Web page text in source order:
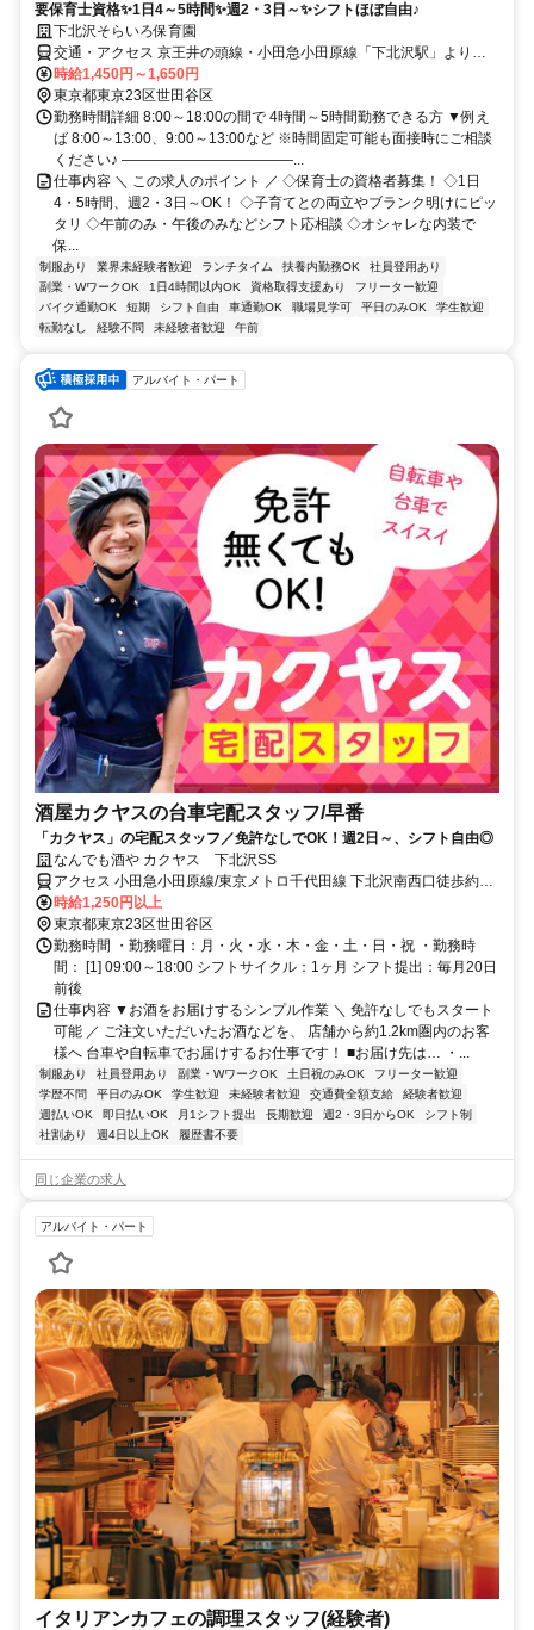
要保育士資格✨1日4～5時間✨週2・3日～✨シフトほぼ自由♪
下北沢そらいろ保育園
交通・アクセス 京王井の頭線・小田急小田原線「下北沢駅」より徒
歩5分
時給1,450円～1,650円
東京都東京23区世田谷区
勤務時間詳細 8:00～18:00の間で 4時間～5時間勤務できる方 ▼例え
ば 8:00～13:00、9:00～13:00など ※時間固定可能も面接時にご相談
ください♪ ――――――――――――...
仕事内容 ＼ この求人のポイント ／ ◇保育士の資格者募集！ ◇1日
4・5時間、週2・3日～OK！ ◇子育てとの両立やブランク明けにピッ
タリ ◇午前のみ・午後のみなどシフト応相談 ◇オシャレな内装で
保...
制服あり 業界未経験者歓迎 ランチタイム 扶養内勤務OK
社員登用あり
副業・WワークOK
1日4時間以内OK 資格取得支援あり
フリーター歓迎
バイク通勤OK
短期 シフト自由 車通勤OK 職場見学可 平日のみOK
学生歓迎
転勤なし
経験不問 未経験者歓迎 午前
アルバイト・パート
酒屋カクヤスの台車宅配スタッフ/早番
「カクヤス」の宅配スタッフ／免許なしでOK！週2日～、シフト自由◎
なんでも酒や カクヤス 下北沢SS
アクセス 小田急小田原線/東京メトロ千代田線 下北沢南西口徒歩約2
分、小田急小田原線/東京メトロ千代田線 世田谷代田東口徒歩約8分、
京王井の頭線 池ノ上南口徒歩約9分 ※マイカー（車・バイク）通勤不
可
時給1,250円以上
東京都東京23区世田谷区
勤務時間 ・勤務曜日：月・火・水・木・金・土・日・祝 ・勤務時
間： [1] 09:00～18:00 シフトサイクル：1ヶ月 シフト提出：毎月20日
前後
仕事内容 ▼お酒をお届けするシンプル作業 ＼ 免許なしでもスタート
可能 ／ ご注文いただいたお酒などを、 店舗から約1.2km圏内のお客
様へ 台車や自転車でお届けするお仕事です！ ■お届け先は… ・...
制服あり 社員登用あり 副業・WワークOK 土日祝のみOK
フリーター歓迎
学歴不問
平日のみOK 学生歓迎 未経験者歓迎 交通費全額支給
経験者歓迎
週払いOK
即日払いOK 月1シフト提出 長期歓迎 週2・3日からOK
シフト制
社割あり
週4日以上OK 履歴書不要
同じ企業の求人
アルバイト・パート
イタリアンカフェの調理スタッフ(経験者)